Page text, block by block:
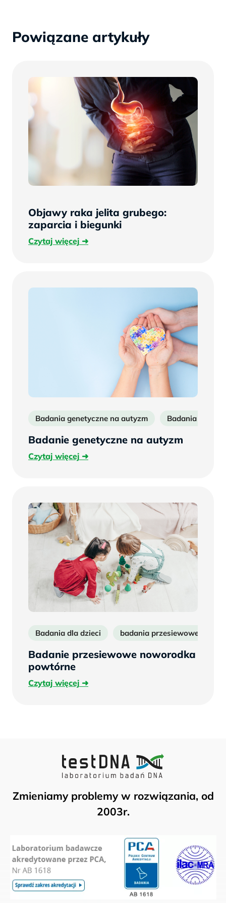
Powiązane artykuły
Objawy raka jelita grubego:
zaparcia i biegunki
Czytaj więcejCzytaj
Badania genetyczne na autyzm Badania na
Badanie genetyczne na autyzm
Czytaj więcejCzytaj
Badania dla dzieci badania przesiewowe
Badanie przesiewowe noworodka
powtórne
Czytaj więcejCzytaj
Zmieniamy problemy w rozwiązania, od
2003r.